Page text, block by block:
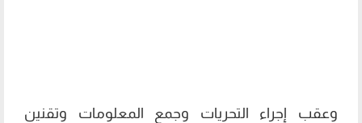
وعقب إجراء التحريات وجمع المعلومات وتقنين